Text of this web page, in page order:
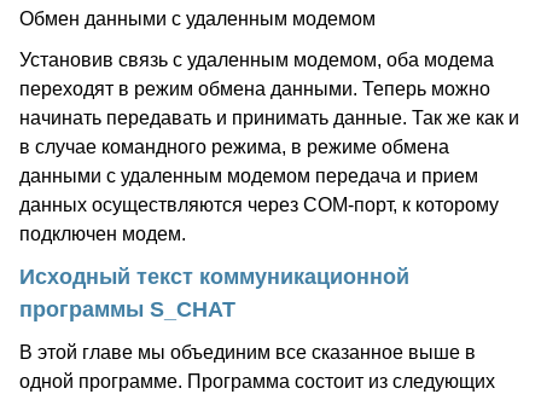
Обмен данными с удаленным модемом
Установив связь с удаленным модемом, оба модема
переходят в режим обмена данными. Теперь можно
начинать передавать и принимать данные. Так же как и
в случае командного режима, в режиме обмена
данными с удаленным модемом передача и прием
данных осуществляются через COM-порт, к которому
подключен модем.
Исходный текст коммуникационной
программы S_CHAT
В этой главе мы объединим все сказанное выше в
одной программе. Программа состоит из следующих